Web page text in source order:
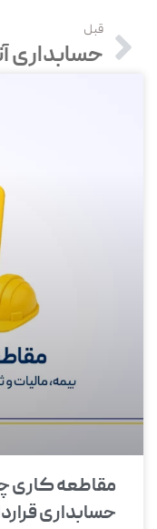
قبل
مقاطعه‌ کاری
حسابداری